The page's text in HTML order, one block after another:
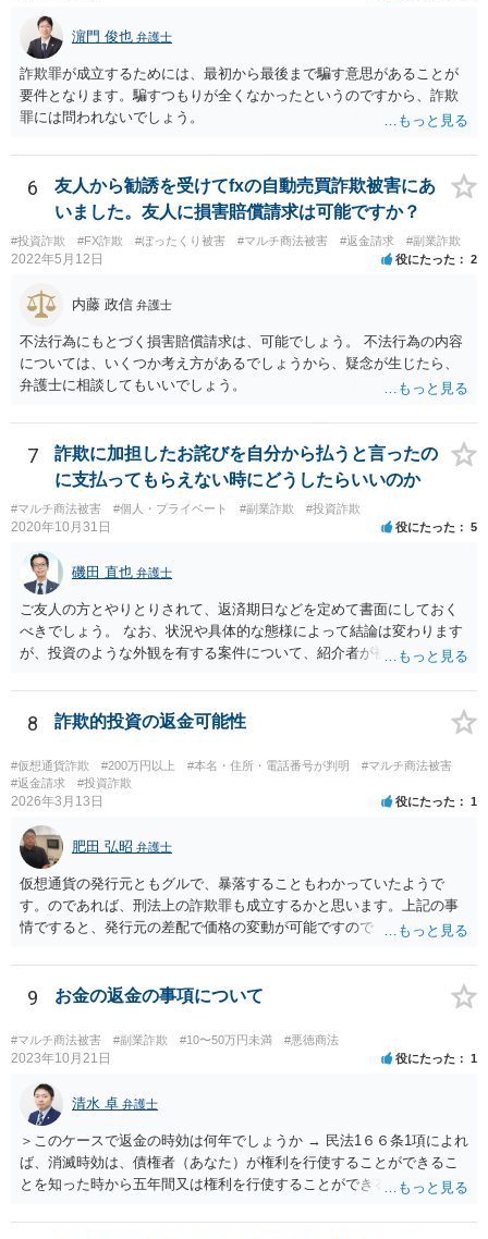
濵門 俊也 弁護士
詐欺罪が成立するためには、最初から最後まで騙す意思があることが
要件となります。騙すつもりが全くなかったというのですから、詐欺
罪には問われないでしょう。
6
友人から勧誘を受けてfxの自動売買詐欺被害にあ
いました。友人に損害賠償請求は可能ですか？
#投資詐欺 #FX詐欺 #ぼったくり被害 #マルチ商法被害 #返金請求 #副業詐欺
2022年5月12日 役にたった 2
内藤 政信 弁護士
不法行為にもとづく損害賠償請求は、可能でしょう。 不法行為の内容
については、いくつか考え方があるでしょうから、疑念が生じたら、
弁護士に相談してもいいでしょう。
7
詐欺に加担したお詫びを自分から払うと言ったの
に支払ってもらえない時にどうしたらいいのか
#マルチ商法被害 #個人・プライベート #副業詐欺 #投資詐欺
2020年10月31日 役にたった 5
磯田 直也 弁護士
ご友人の方とやりとりされて、返済期日などを定めて書面にしておく
べきでしょう。 なお、状況や具体的な態様によって結論は変わります
が、投資のような外観を有する案件について、紹介者が被紹介者に対
8 詐欺的投資の返金可能性
#仮想通貨詐欺 #200万円以上 #本名・住所・電話番号が判明
#マルチ商法被害
#返金請求
#投資詐欺
2026年3月13日 役にたった 1
肥田 弘昭 弁護士
仮想通貨の発行元ともグルで、暴落することもわかっていたようで
す。のであれば、刑法上の詐欺罪も成立するかと思います。上記の事
情ですると、発行元の差配で価格の変動が可能ですので「投資」では
行為については、不法行為に基づく損害賠償、不当利得返還請求など
が考えられます。知人やファンドリーダーを共同不法行為者として、
9 お金の返金の事項について
#マルチ商法被害 #副業詐欺 #10〜50万円未満 #悪徳商法
2023年10月21日 役にたった 1
清水 卓 弁護士
＞このケースで返金の時効は何年でしょうか → 民法1６６条1項によれ
ば、消滅時効は、債権者（あなた）が権利を行使することができるこ
とを知った時から五年間又は権利を行使することができる時から十年
ときは、時効は更新しされ、その時から新たに進行を開始します。